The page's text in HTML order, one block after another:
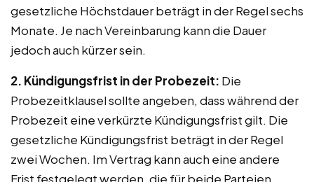
gesetzliche Höchstdauer beträgt in der Regel sechs
Monate. Je nach Vereinbarung kann die Dauer
jedoch auch kürzer sein.
2. Kündigungsfrist in der Probezeit: Die
Probezeitklausel sollte angeben, dass während der
Probezeit eine verkürzte Kündigungsfrist gilt. Die
gesetzliche Kündigungsfrist beträgt in der Regel
zwei Wochen. Im Vertrag kann auch eine andere
Frist festgelegt werden, die für beide Parteien